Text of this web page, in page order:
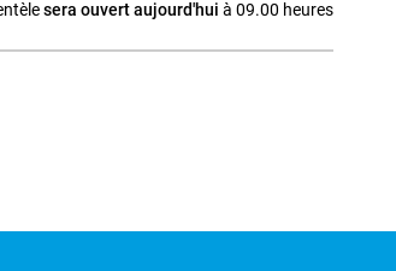
sera ouvert aujourd'hui à 09.00 heures